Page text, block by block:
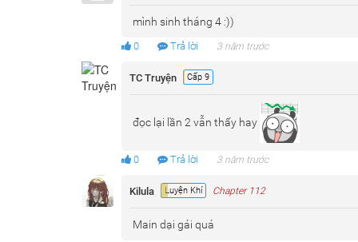
mình sinh tháng 4 :))
0 Trả lời 3 năm trước
TC Truyện Cấp 9
đọc lại lần 2 vẫn thấy hay
0 Trả lời 3 năm trước
Kilula Luyện Khí Chapter 112
Main dại gái quá